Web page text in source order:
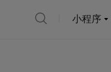
小程序